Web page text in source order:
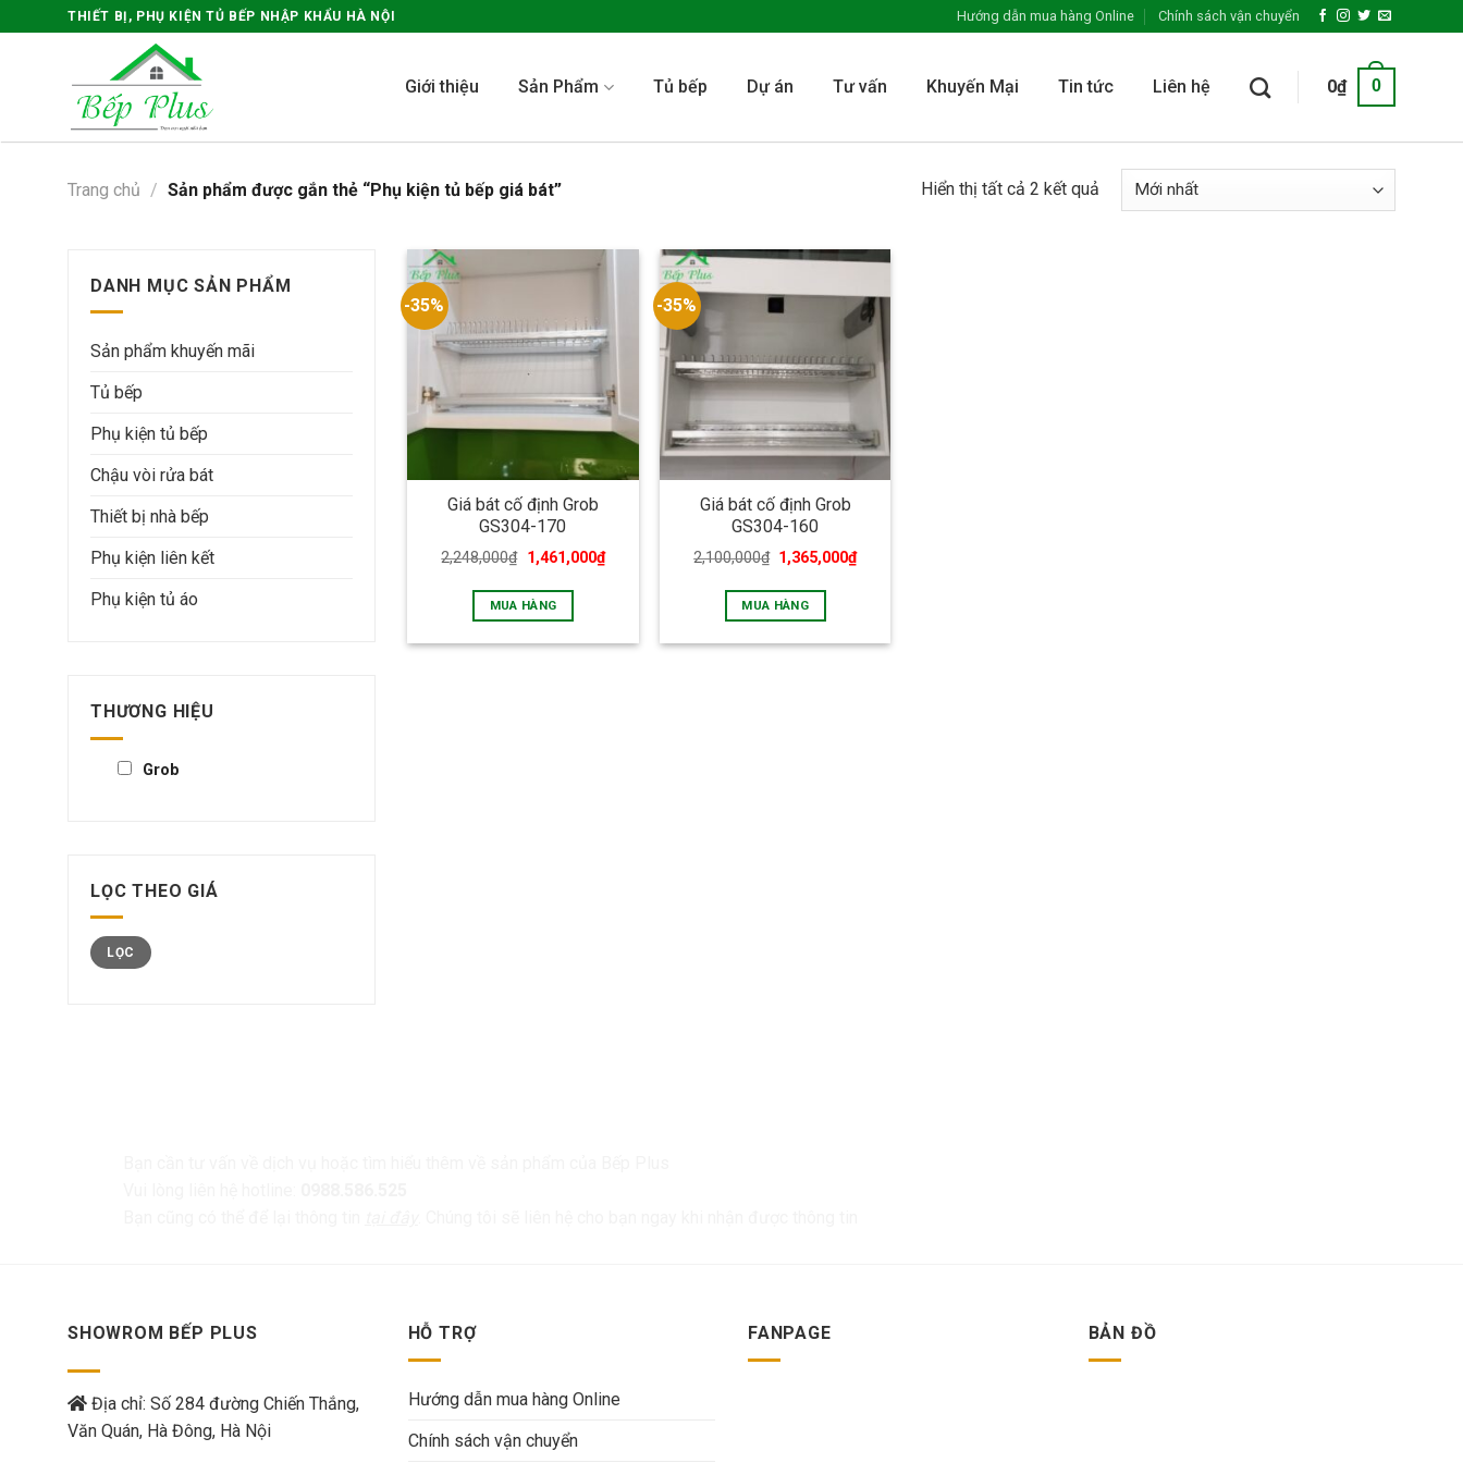
to
THIẾT BỊ, PHỤ KIỆN TỦ BẾP NHẬP KHẨU HÀ NỘI Hướng dẫn mua hàng Online Chính sách vận chuyển
Giới thiệu Sản Phẩm Tủ bếp Dự án Tư vấn Khuyến Mại Tin tức Liên hệ 0₫ 0
Trang chủ / Sản phẩm được gắn thẻ “Phụ kiện tủ bếp giá bát” Hiển thị tất cả 2 kết quả
DANH MỤC SẢN PHẨM
Sản phẩm khuyến mãi
Tủ bếp
Phụ kiện tủ bếp
Chậu vòi rửa bát
Thiết bị nhà bếp
Phụ kiện liên kết
Phụ kiện tủ áo
THƯƠNG HIỆU
Grob
LỌC THEO GIÁ
LỌC
-35%
Giá bát cố định Grob
GS304-170
2,248,000₫ 1,461,000₫
MUA HÀNG
-35%
Giá bát cố định Grob
GS304-160
2,100,000₫ 1,365,000₫
MUA HÀNG
SHOWROM BẾP PLUS
Địa chỉ: Số 284 đường Chiến Thắng,
Văn Quán, Hà Đông, Hà Nội
HỖ TRỢ
Hướng dẫn mua hàng Online
Chính sách vận chuyển
FANPAGE BẢN ĐỒ